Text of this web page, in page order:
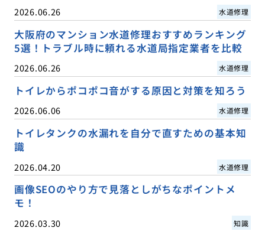
2026.06.26 水道修理
大阪府のマンション水道修理おすすめランキング
5選！トラブル時に頼れる水道局指定業者を比較
2026.06.26 水道修理
トイレからポコポコ音がする原因と対策を知ろう
2026.06.06 水道修理
トイレタンクの水漏れを自分で直すための基本知
識
2026.04.20 水道修理
画像SEOのやり方で見落としがちなポイントメ
モ！
2026.03.30 知識